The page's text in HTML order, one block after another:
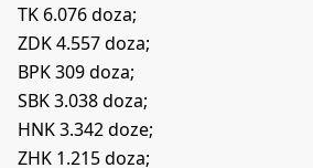
TK 6.076 doza;
ZDK 4.557 doza;
BPK 309 doza;
SBK 3.038 doza;
HNK 3.342 doze;
ZHK 1.215 doza;